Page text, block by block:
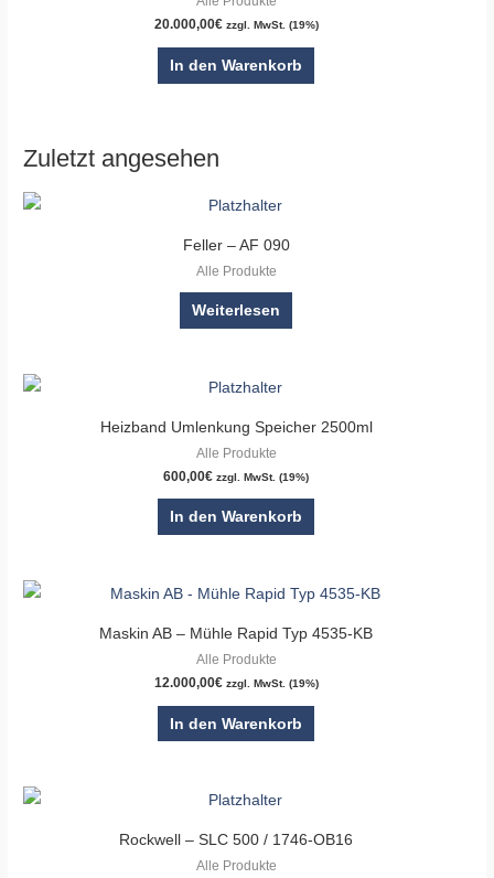
20.000,00€ zzgl. MwSt. (19%)
In den Warenkorb
Zuletzt angesehen
Feller – AF 090
Alle Produkte
Weiterlesen
Heizband Umlenkung Speicher 2500ml
Alle Produkte
600,00€ zzgl. MwSt. (19%)
In den Warenkorb
Maskin AB – Mühle Rapid Typ 4535-KB
Alle Produkte
12.000,00€ zzgl. MwSt. (19%)
In den Warenkorb
Rockwell – SLC 500 / 1746-OB16
Alle Produkte